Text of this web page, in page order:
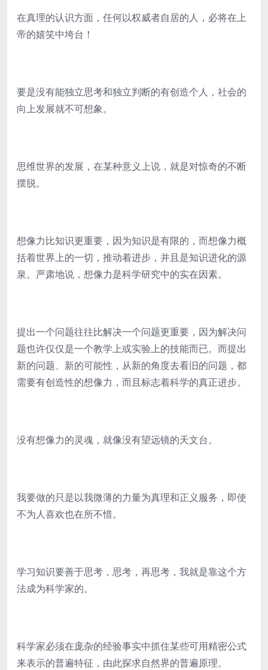
在真理的认识方面，任何以权威者自居的人，必将在上
帝的嬉笑中垮台！
要是没有能独立思考和独立判断的有创造个人，社会的
向上发展就不可想象。
思维世界的发展，在某种意义上说，就是对惊奇的不断
摆脱。
想像力比知识更重要，因为知识是有限的，而想像力概
括着世界上的一切，推动着进步，并且是知识进化的源
泉。严肃地说，想像力是科学研究中的实在因素。
提出一个问题往往比解决一个问题更重要，因为解决问
题也许仅仅是一个教学上或实验上的技能而已。而提出
新的问题、新的可能性，从新的角度去看旧的问题，都
需要有创造性的想像力，而且标志着科学的真正进步。
没有想像力的灵魂，就像没有望远镜的天文台。
我要做的只是以我微薄的力量为真理和正义服务，即使
不为人喜欢也在所不惜。
学习知识要善于思考，思考，再思考，我就是靠这个方
法成为科学家的。
科学家必须在庞杂的经验事实中抓住某些可用精密公式
来表示的普遍特征，由此探求自然界的普遍原理。